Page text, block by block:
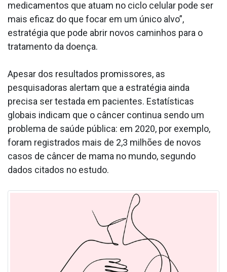
medicamentos que atuam no ciclo celular pode ser
mais eficaz do que focar em um único alvo”,
estratégia que pode abrir novos caminhos para o
tratamento da doença.
Apesar dos resultados promissores, as
pesquisadoras alertam que a estratégia ainda
precisa ser testada em pacientes. Estatísticas
globais indicam que o câncer continua sendo um
problema de saúde pública: em 2020, por exemplo,
foram registrados mais de 2,3 milhões de novos
casos de câncer de mama no mundo, segundo
dados citados no estudo.